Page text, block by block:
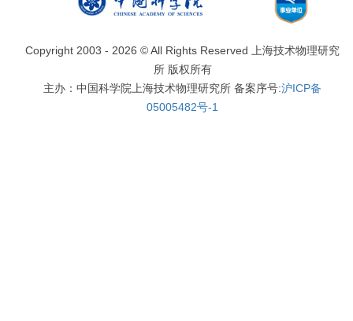
Copyright 2003 - 2026 © All Rights Reserved 上海技术物理研究
所 版权所有
主办：中国科学院上海技术物理研究所 备案序号:沪ICP备
05005482号-1